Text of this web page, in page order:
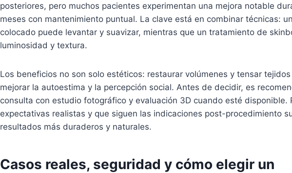
posteriores, pero muchos pacientes experimentan una mejora notable
meses con mantenimiento puntual. La clave está en combinar técnicas:
colocado puede levantar y suavizar, mientras que un tratamiento de
luminosidad y textura.
Los beneficios no son solo estéticos: restaurar volúmenes y tensar
mejorar la autoestima y la percepción social. Antes de decidir, es
consulta con estudio fotográfico y evaluación 3D cuando esté disponible.
expectativas realistas y que siguen las indicaciones post-procedimiento
resultados más duraderos y naturales.
Casos reales, seguridad y cómo elegir un